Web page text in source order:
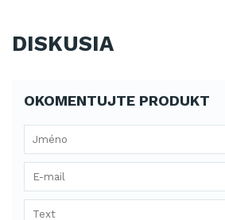
DISKUSIA
OKOMENTUJTE PRODUKT